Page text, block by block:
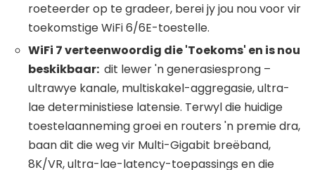
roeteerder op te gradeer, berei jy jou nou voor vir
toekomstige WiFi 6/6E-toestelle.
WiFi 7 verteenwoordig die 'Toekoms' en is nou
beskikbaar: dit lewer 'n generasiesprong –
ultrawye kanale, multiskakel-aggregasie, ultra-
lae deterministiese latensie. Terwyl die huidige
toestelaanneming groei en routers 'n premie dra,
baan dit die weg vir Multi-Gigabit breëband,
8K/VR, ultra-lae-latency-toepassings en die